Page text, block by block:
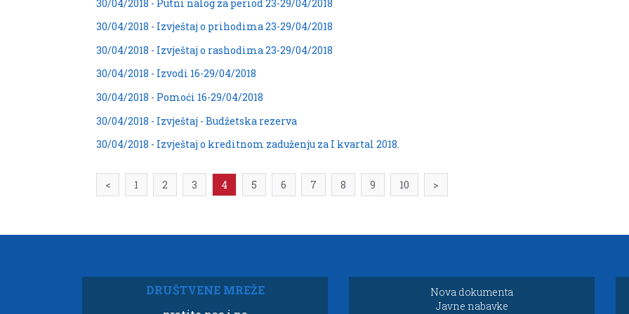
30/04/2018 - Putni nalog za period 23-29/04/2018
30/04/2018 - Izvještaj o prihodima 23-29/04/2018
30/04/2018 - Izvještaj o rashodima 23-29/04/2018
30/04/2018 - Izvodi 16-29/04/2018
30/04/2018 - Pomoći 16-29/04/2018
30/04/2018 - Izvještaj - Budžetska rezerva
30/04/2018 - Izvještaj o kreditnom zaduženju za I kvartal 2018.
< 1 2 3 4 5 6 7 8 9 10 >
DRUŠTVENE MREŽE
Nova dokumenta
Javne nabavke